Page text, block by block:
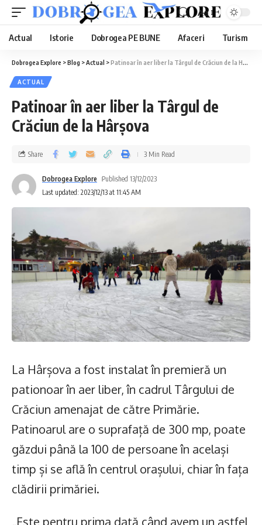
Aa
Actual Istorie Dobrogea PE BUNE Afaceri Turism
Dobrogea Explore >Blog >Actual >Patinoar în aer liber la Târgul de Crăciun de la Hârșova
ACTUAL
Patinoar în aer liber la Târgul de
Crăciun de la Hârșova
Last updated: 2023/12/13 at 11:45 AM
Dobrogea Explore Published 13/12/2023
Share 3 Min Read
La Hârșova a fost instalat în premieră un
pationoar în aer liber, în cadrul Târgului de
Crăciun amenajat de către Primărie.
Patinoarul are o suprafață de 300 mp, poate
găzdui până la 100 de persoane în același
timp și se află în centrul orașului, chiar în fața
clădirii primăriei.
„Este pentru prima dată când avem un astfel